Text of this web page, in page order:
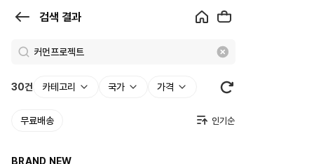
검색 결과
과
로
30건 카테고리 국가 가격
무료배송
BRAND NEW